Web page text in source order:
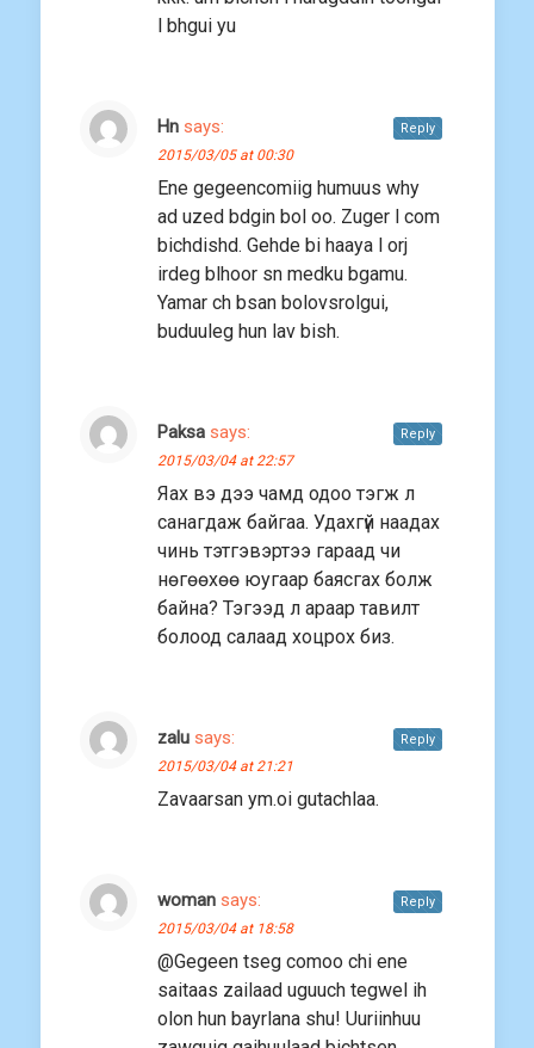
l bhgui yu
Hn says:
2015/03/05 at 00:30
Ene gegeencomiig humuus why
ad uzed bdgin bol oo. Zuger l com
bichdishd. Gehde bi haaya l orj
irdeg blhoor sn medku bgamu.
Yamar ch bsan bolovsrolgui,
buduuleg hun lav bish.
Reply
Paksa says:
2015/03/04 at 22:57
Яах вэ дээ чамд одоо тэгж л
санагдаж байгаа. Удахгүй наадах
чинь тэтгэвэртээ гараад чи
нөгөөхөө юугаар баясгах болж
байна? Тэгээд л араар тавилт
болоод салаад хоцрох биз.
Reply
zalu says:
2015/03/04 at 21:21
Zavaarsan ym.oi gutachlaa.
Reply
woman says:
2015/03/04 at 18:58
@Gegeen tseg comoo chi ene
saitaas zailaad uguuch tegwel ih
olon hun bayrlana shu! Uuriinhuu
Reply